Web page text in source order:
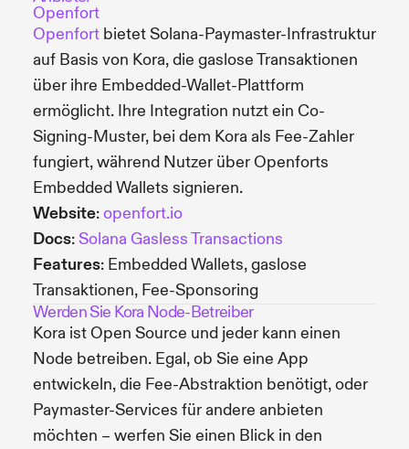
Openfort
Openfort bietet Solana-Paymaster-Infrastruktur
auf Basis von Kora, die gaslose Transaktionen
über ihre Embedded-Wallet-Plattform
ermöglicht. Ihre Integration nutzt ein Co-
Signing-Muster, bei dem Kora als Fee-Zahler
fungiert, während Nutzer über Openforts
Embedded Wallets signieren.
Website:openfort.io
Docs:Solana Gasless Transactions
Features: Embedded Wallets, gaslose
Transaktionen, Fee-Sponsoring
Werden Sie Kora Node-Betreiber
Kora ist Open Source und jeder kann einen
Node betreiben. Egal, ob Sie eine App
entwickeln, die Fee-Abstraktion benötigt, oder
Paymaster-Services für andere anbieten
möchten – werfen Sie einen Blick in den